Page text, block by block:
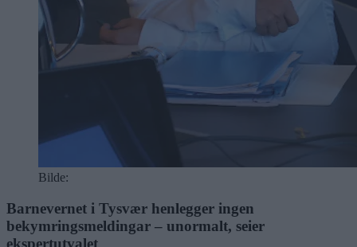
Bilde:
Barnevernet i Tysvær henlegger ingen
bekymringsmeldingar – unormalt, seier
ekspertutvalet